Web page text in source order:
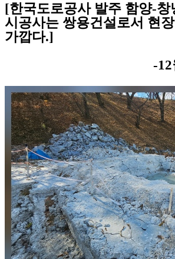
[한국도로공사 발주 함양-
시공사는 쌍용건설로서 현
가깝다.]
-12월 4일